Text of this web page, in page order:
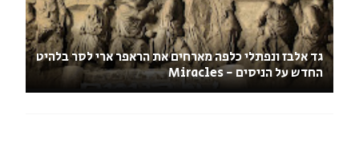
גד אלבז ונפתלי כלפה מארחים את הראפר ארי לסר בלהיט
החדש על הניסים - Miracles